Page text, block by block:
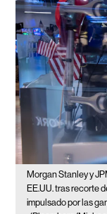
Morgan Stanley y
EE.UU. tras recorte
impulsado por las